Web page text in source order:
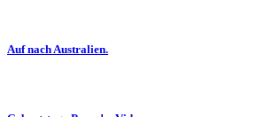
Auf nach Australien.